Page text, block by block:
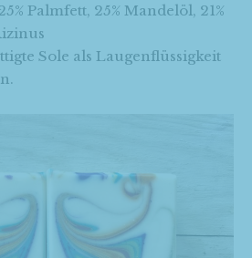
Palmfett, 25% Mandelöl, 21%
Sole als Laugenflüssigkeit